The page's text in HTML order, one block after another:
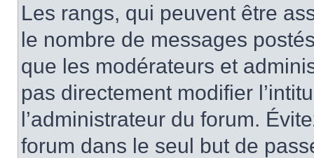
Les rangs, qui peuvent être
le nombre de messages
que les modérateurs et
pas directement modifier
l’administrateur du forum.
forum dans le seul but de